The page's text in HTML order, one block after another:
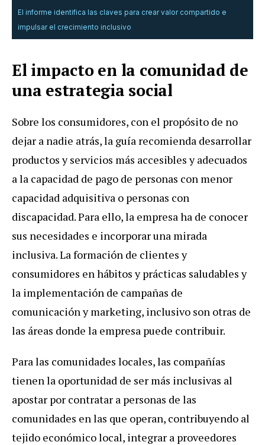
El informe identifica las claves para crear valor compartido e
impulsar el crecimiento inclusivo
El impacto en la comunidad de
una estrategia social
Sobre los consumidores, con el propósito de no
dejar a nadie atrás, la guía recomienda desarrollar
productos y servicios más accesibles y adecuados
a la capacidad de pago de personas con menor
capacidad adquisitiva o personas con
discapacidad. Para ello, la empresa ha de conocer
sus necesidades e incorporar una mirada
inclusiva. La formación de clientes y
consumidores en hábitos y prácticas saludables y
la implementación de campañas de
comunicación y marketing, inclusivo son otras de
las áreas donde la empresa puede contribuir.
Para las comunidades locales, las compañías
tienen la oportunidad de ser más inclusivas al
apostar por contratar a personas de las
comunidades en las que operan, contribuyendo al
tejido económico local, integrar a proveedores